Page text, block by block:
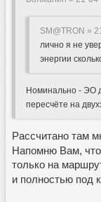
SM@TRON »
лично я не
энергии
Номинально - ЭО
пересчёте на
Рассчитано там
Напомню Вам,
только на
и полностью под